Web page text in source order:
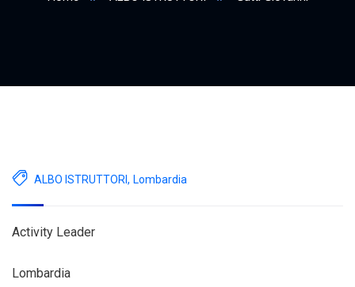
ALBO ISTRUTTORI, Lombardia
Activity Leader
Lombardia